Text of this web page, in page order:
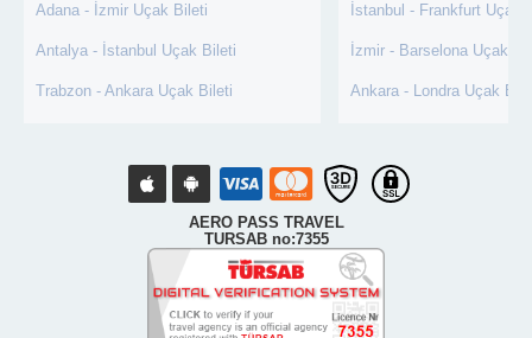
Adana - İzmir Uçak Bileti
Antalya - İstanbul Uçak Bileti
Trabzon - Ankara Uçak Bileti
İstanbul - Frankfurt Uçak
İzmir - Barselona Uçak
Ankara - Londra Uçak
AERO PASS TRAVEL
TURSAB no:7355